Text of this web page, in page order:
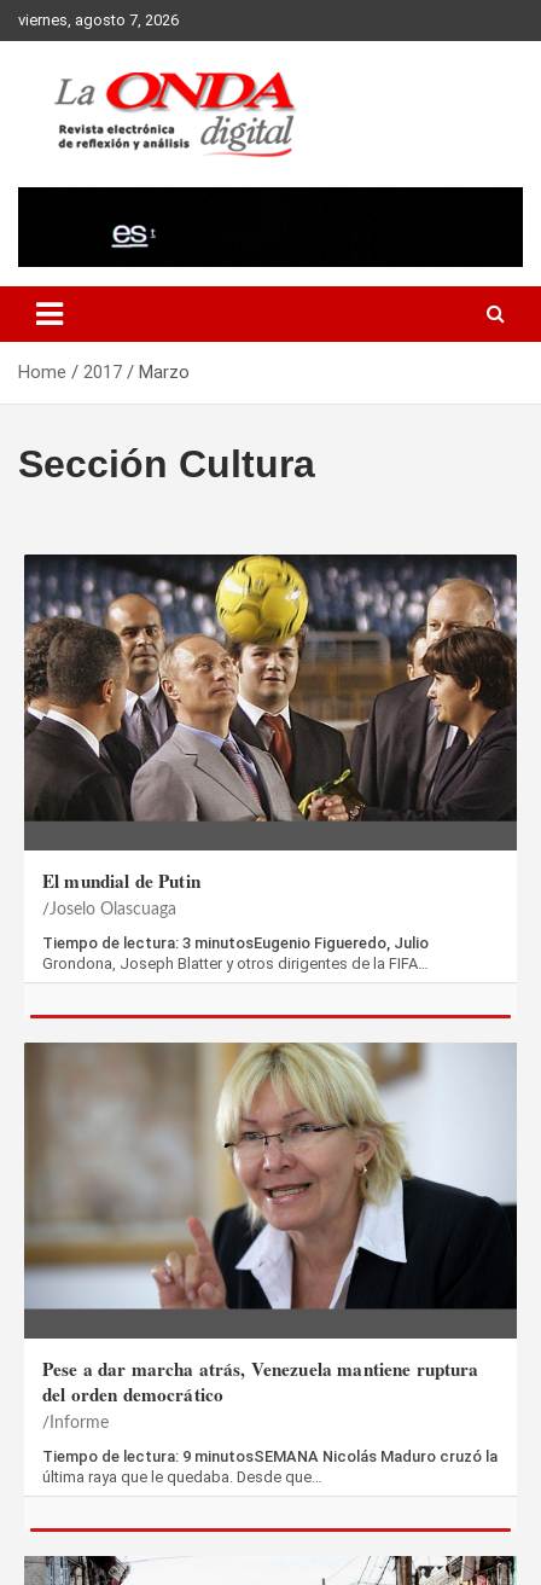
Skip
to
viernes, agosto 7, 2026
Home 2017 Marzo
El mundial de Putin
Joselo Olascuaga
Tiempo de lectura: 3 minutosEugenio Figueredo, Julio
Grondona, Joseph Blatter y otros dirigentes de la FIFA…
Pese a dar marcha atrás, Venezuela mantiene ruptura
del orden democrático
Informe
Tiempo de lectura: 9 minutosSEMANA Nicolás Maduro cruzó la
última raya que le quedaba. Desde que…